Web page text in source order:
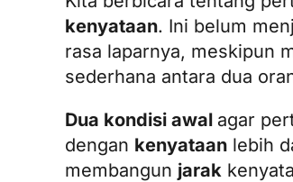
kenyataan. Ini belum
rasa laparnya, meskipun
sederhana antara dua
Dua kondisi awal agar
dengan kenyataan lebih
membangun jarak